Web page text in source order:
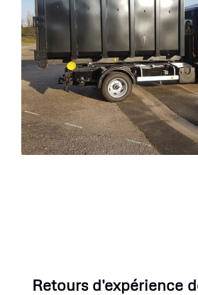
Retours d'expérience